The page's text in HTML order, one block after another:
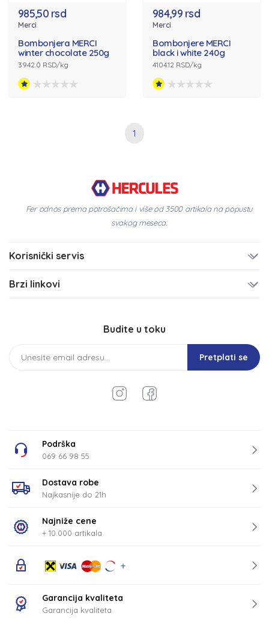
985,50 rsd
Merci
Bombonjera MERCI
winter chocolate 250g
3942.0 RSD/kg
984,99 rsd
Merci
Bombonjere MERCI
black i white 240g
4104.12 RSD/kg
1
Fer odnos prema potrošačima i više od 3500 artikala na popustu
svakog meseca.
Korisnički servis
Brzi linkovi
Budite u toku
Pretplati se
Podrška
069 66 98 55
Dostava robe
Najkasnije do 21h
Najniže cene
+ 10.000 artikala
Garancija kvaliteta
Garancija kvaliteta